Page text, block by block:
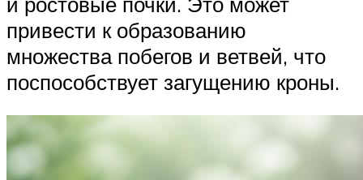
привести к образованию
множества побегов и ветвей, что
поспособствует загущению кроны.